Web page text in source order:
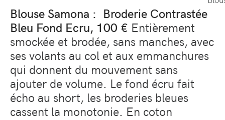
Blouse Samona : Broderie Contrastée
Bleu Fond Ecru, 100 € Entièrement
smockée et brodée, sans manches, avec
ses volants au col et aux emmanchures
qui donnent du mouvement sans
ajouter de volume. Le fond écru fait
écho au short, les broderies bleues
cassent la monotonie. En coton